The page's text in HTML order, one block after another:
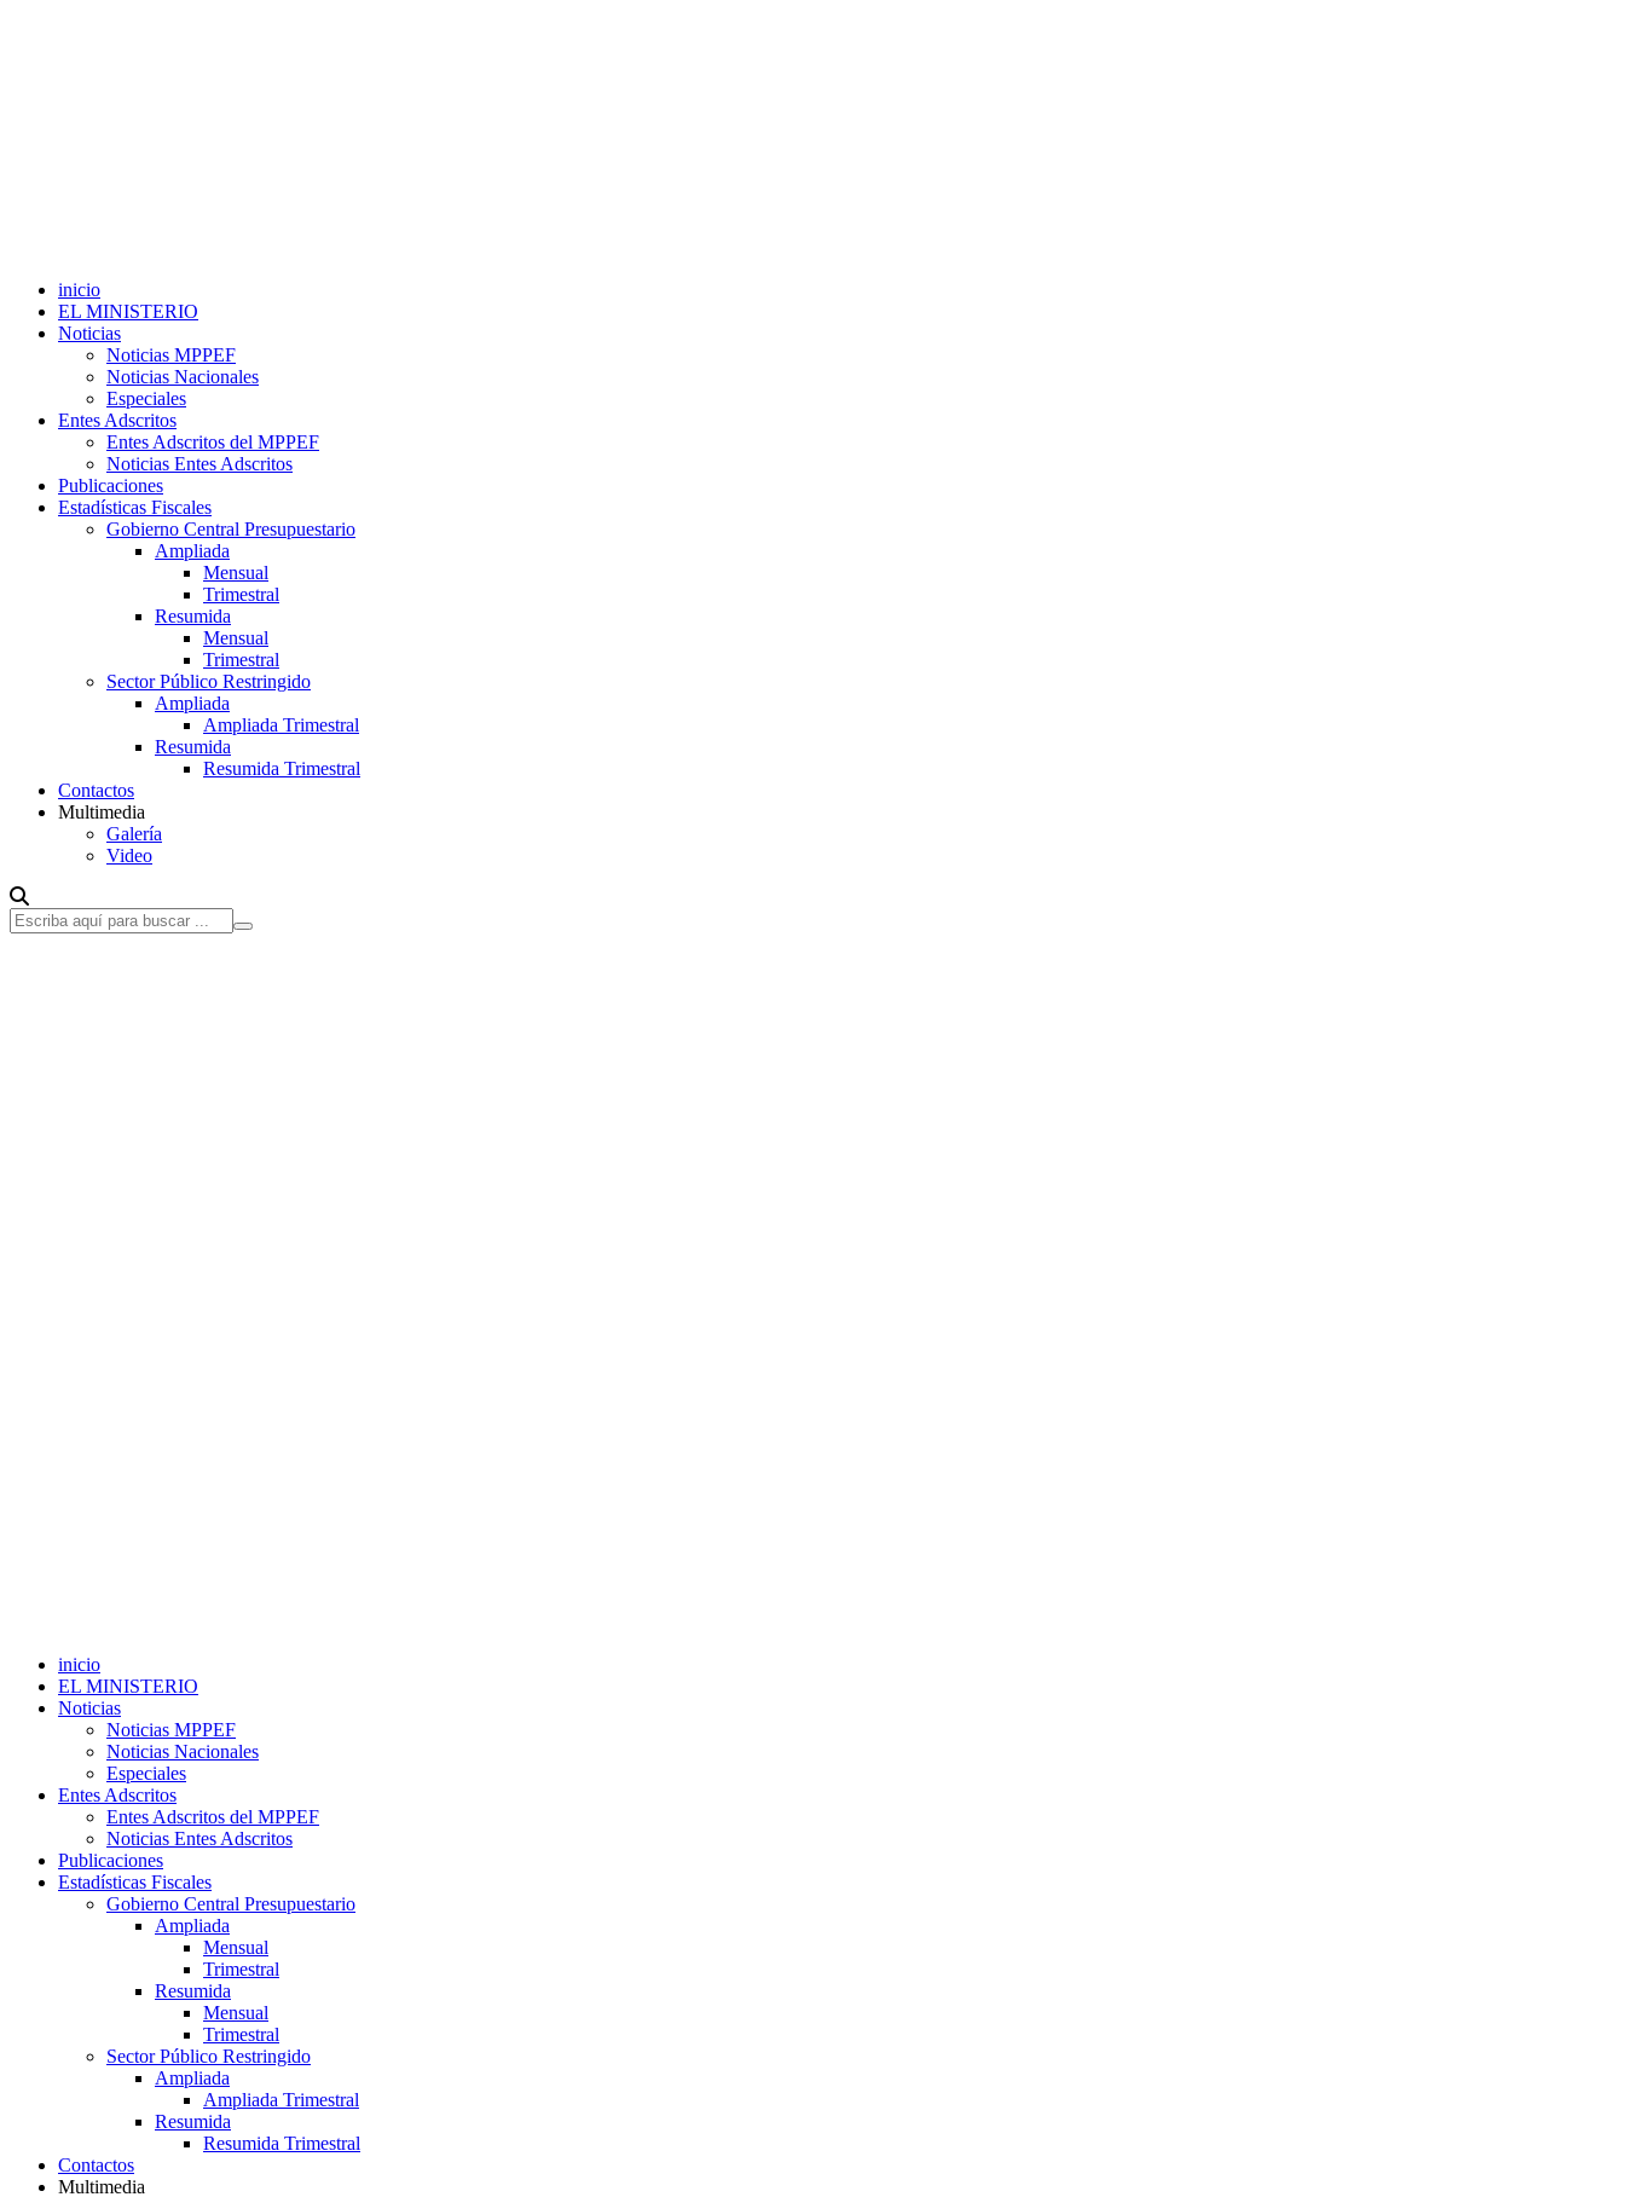
inicio
EL MINISTERIO
Noticias
Noticias MPPEF
Noticias Nacionales
Especiales
Entes Adscritos
Entes Adscritos del MPPEF
Noticias Entes Adscritos
Publicaciones
Estadísticas Fiscales
Gobierno Central Presupuestario
Ampliada
Mensual
Trimestral
Resumida
Mensual
Trimestral
Sector Público Restringido
Ampliada
Ampliada Trimestral
Resumida
Resumida Trimestral
Contactos
Multimedia
Galería
Video
inicio
EL MINISTERIO
Noticias
Noticias MPPEF
Noticias Nacionales
Especiales
Entes Adscritos
Entes Adscritos del MPPEF
Noticias Entes Adscritos
Publicaciones
Estadísticas Fiscales
Gobierno Central Presupuestario
Ampliada
Mensual
Trimestral
Resumida
Mensual
Trimestral
Sector Público Restringido
Ampliada
Ampliada Trimestral
Resumida
Resumida Trimestral
Contactos
Multimedia